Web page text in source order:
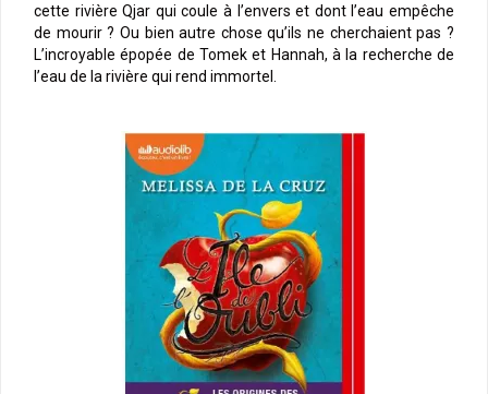
cette rivière Qjar qui coule à l’envers et dont l’eau empêche
de mourir ? Ou bien autre chose qu’ils ne cherchaient pas ?
L’incroyable épopée de Tomek et Hannah, à la recherche de
l’eau de la rivière qui rend immortel.